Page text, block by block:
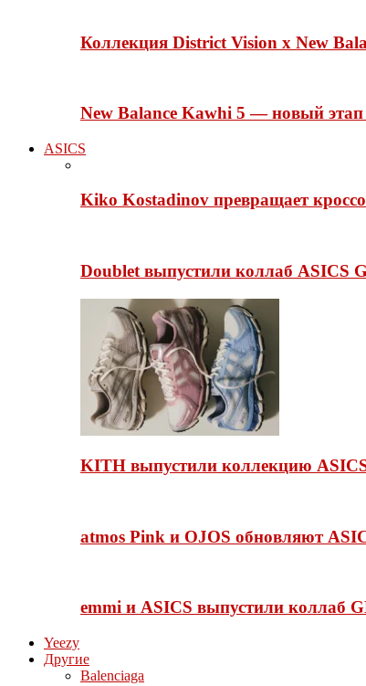
Коллекция District Vision x New
New Balance Kawhi 5 — новый
ASICS
Kiko Kostadinov превращает
Doublet выпустили коллаб ASICS
KITH выпустили коллекцию
atmos Pink и OJOS обновляют
emmi и ASICS выпустили коллаб
Yeezy
Другие
Balenciaga